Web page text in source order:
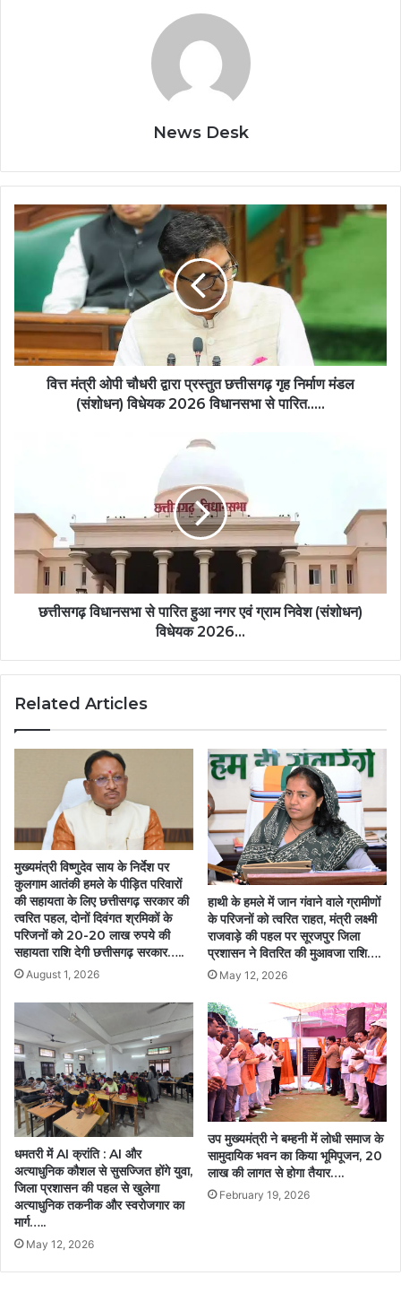
News Desk
वित्त
मंत्री
ओपी
प्रस्तुत
छत्तीसगढ़
गृह
निर्माण
वित्त मंत्री ओपी चौधरी द्वारा प्रस्तुत छत्तीसगढ़ गृह निर्माण मंडल
(संशोधन) विधेयक 2026 विधानसभा से पारित…..
हुआ
एवं
निवेश
(संशोधन)छत्तीसगढ़ विधानसभा से पारित हुआ नगर एवं ग्राम निवेश (संशोधन)
विधेयक 2026…
Related Articles
मुख्यमंत्री विष्णुदेव साय के निर्देश पर
कुलगाम आतंकी हमले के पीड़ित परिवारों
की सहायता के लिए छत्तीसगढ़ सरकार की
त्वरित पहल, दोनों दिवंगत श्रमिकों के
परिजनों को 20-20 लाख रुपये की
सहायता राशि देगी छत्तीसगढ़ सरकार…..
August 1, 2026
हाथी के हमले में जान गंवाने वाले ग्रामीणों
के परिजनों को त्वरित राहत, मंत्री लक्ष्मी
राजवाड़े की पहल पर सूरजपुर जिला
प्रशासन ने वितरित की मुआवजा राशि….
May 12, 2026
धमतरी में AI क्रांति : AI और
अत्याधुनिक कौशल से सुसज्जित होंगे युवा,
जिला प्रशासन की पहल से खुलेगा
अत्याधुनिक तकनीक और स्वरोजगार का
मार्ग…..
May 12, 2026
उप मुख्यमंत्री ने बम्हनी में लोधी समाज के
सामुदायिक भवन का किया भूमिपूजन, 20
लाख की लागत से होगा तैयार….
February 19, 2026